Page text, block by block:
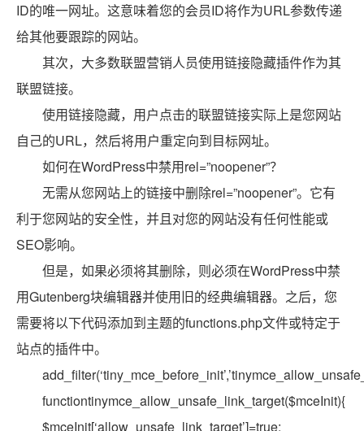
ID的唯一网址。这意味着您的会员ID将作为URL参数传递
给其他要跟踪的网站。
其次，大多数联盟营销人员使用链接隐藏插件作为其
联盟链接。
使用链接隐藏，用户点击的联盟链接实际上是您网站
自己的URL，然后将用户重定向到目标网址。
如何在WordPress中禁用rel=”noopener”？
无需从您网站上的链接中删除rel=”noopener”。它有
利于您网站的安全性，并且对您的网站没有任何性能或
SEO影响。
但是，如果必须将其删除，则必须在WordPress中禁
用Gutenberg块编辑器并使用旧的经典编辑器。之后，您
需要将以下代码添加到主题的functions.php文件或特定于
站点的插件中。
functiontinymce_allow_unsafe_link_target($mceInit){
$mceInit[‘allow_unsafe_link_target’]=true;